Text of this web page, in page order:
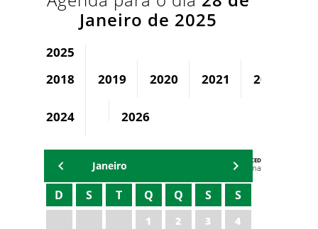
Janeiro de 2025
2025
2018
2019 2020 2021 2022
2024 2026
AGENDA DA CODED/CED
Vagna Lima
Janeiro
D S T Q Q S S
1 2 3
4